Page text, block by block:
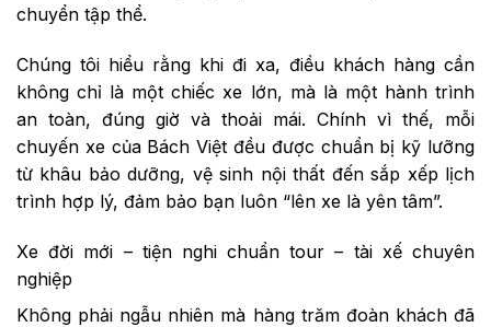
chuyển tập thể.
Chúng tôi hiểu rằng khi đi xa, điều khách hàng cần
không chỉ là một chiếc xe lớn, mà là một hành trình
an toàn, đúng giờ và thoải mái. Chính vì thế, mỗi
chuyến xe của Bách Việt đều được chuẩn bị kỹ lưỡng
từ khâu bảo dưỡng, vệ sinh nội thất đến sắp xếp lịch
trình hợp lý, đảm bảo bạn luôn “lên xe là yên tâm”.
Xe đời mới – tiện nghi chuẩn tour – tài xế chuyên
nghiệp
Không phải ngẫu nhiên mà hàng trăm đoàn khách đã